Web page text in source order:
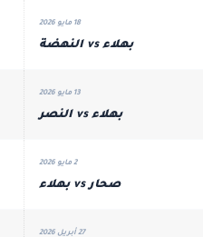
18 مايو 2026
بهلاء vs النهضة
13 مايو 2026
بهلاء vs النصر
2 مايو 2026
صحار vs بهلاء
27 أبريل 2026